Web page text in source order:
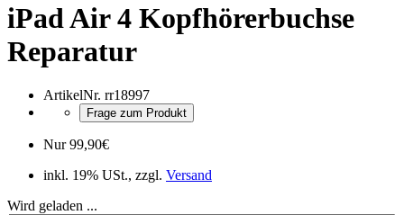
iPad Air 4 Kopfhörerbuchse
Reparatur
ArtikelNr. rr18997
Frage zum Produkt
Nur99,90€
inkl. 19% USt., zzgl. Versand
Wird geladen ...